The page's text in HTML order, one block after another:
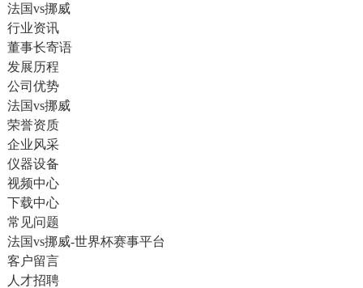
法国vs挪威
行业资讯
董事长寄语
发展历程
公司优势
法国vs挪威
荣誉资质
企业风采
仪器设备
视频中心
下载中心
常见问题
法国vs挪威-世界杯赛事平台
客户留言
人才招聘